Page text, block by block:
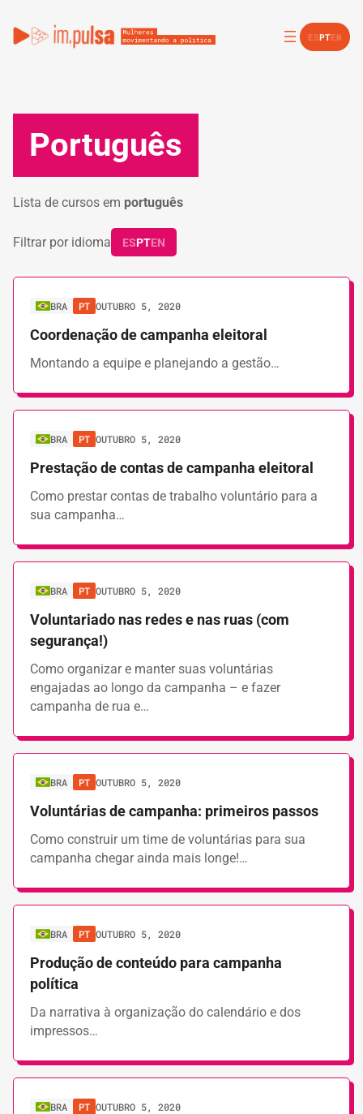
ESPTEN
Português
Lista de cursos em português
Filtrar por idioma ESPTEN
BRA PT OUTUBRO 5, 2020
Coordenação de campanha eleitoral
Montando a equipe e planejando a gestão…
BRA PT OUTUBRO 5, 2020
Prestação de contas de campanha eleitoral
Como prestar contas de trabalho voluntário para a
sua campanha…
BRA PT OUTUBRO 5, 2020
Voluntariado nas redes e nas ruas (com
segurança!)
Como organizar e manter suas voluntárias
engajadas ao longo da campanha – e fazer
campanha de rua e…
BRA PT OUTUBRO 5, 2020
Voluntárias de campanha: primeiros passos
Como construir um time de voluntárias para sua
campanha chegar ainda mais longe!…
BRA PT OUTUBRO 5, 2020
Produção de conteúdo para campanha
política
Da narrativa à organização do calendário e dos
impressos…
BRA PT OUTUBRO 5, 2020